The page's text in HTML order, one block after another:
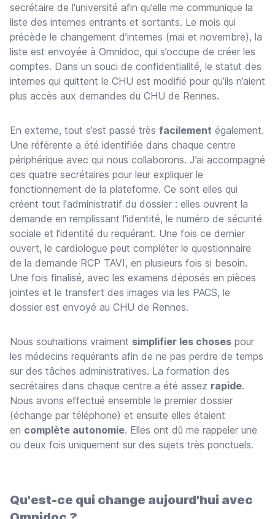
secrétaire de l'université afin qu’elle me communique la
liste des internes entrants et sortants. Le mois qui
précède le changement d’internes (mai et novembre), la
liste est envoyée à Omnidoc, qui s’occupe de créer les
comptes. Dans un souci de confidentialité, le statut des
internes qui quittent le CHU est modifié pour qu’ils n’aient
plus accès aux demandes du CHU de Rennes.
En externe, tout s’est passé très facilement également.
Une référente a été identifiée dans chaque centre
périphérique avec qui nous collaborons. J’ai accompagné
ces quatre secrétaires pour leur expliquer le
fonctionnement de la plateforme. Ce sont elles qui
créent tout l'administratif du dossier : elles ouvrent la
demande en remplissant l'identité, le numéro de sécurité
sociale et l’identité du requérant. Une fois ce dernier
ouvert, le cardiologue peut compléter le questionnaire
de la demande RCP TAVI, en plusieurs fois si besoin.
Une fois finalisé, avec les examens déposés en pièces
jointes et le transfert des images via les PACS, le
dossier est envoyé au CHU de Rennes.
Nous souhaitions vraiment simplifier les choses pour
les médecins requérants afin de ne pas perdre de temps
sur des tâches administratives. La formation des
secrétaires dans chaque centre a été assez rapide.
Nous avons effectué ensemble le premier dossier
(échange par téléphone) et ensuite elles étaient
en complète autonomie. Elles ont dû me rappeler une
ou deux fois uniquement sur des sujets très ponctuels.
Qu'est-ce qui change aujourd'hui avec